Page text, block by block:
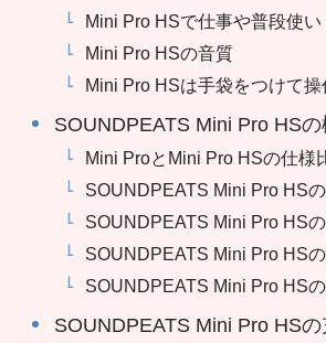
Mini Pro HSで仕事や普段使い
Mini Pro HSの音質
Mini Pro HSは手袋をつけて操
SOUNDPEATS Mini Pro HS
Mini ProとMini Pro HSの仕様
SOUNDPEATS Mini Pro HS
SOUNDPEATS Mini Pro HS
SOUNDPEATS Mini Pro HS
SOUNDPEATS Mini Pro HS
SOUNDPEATS Mini Pro HS